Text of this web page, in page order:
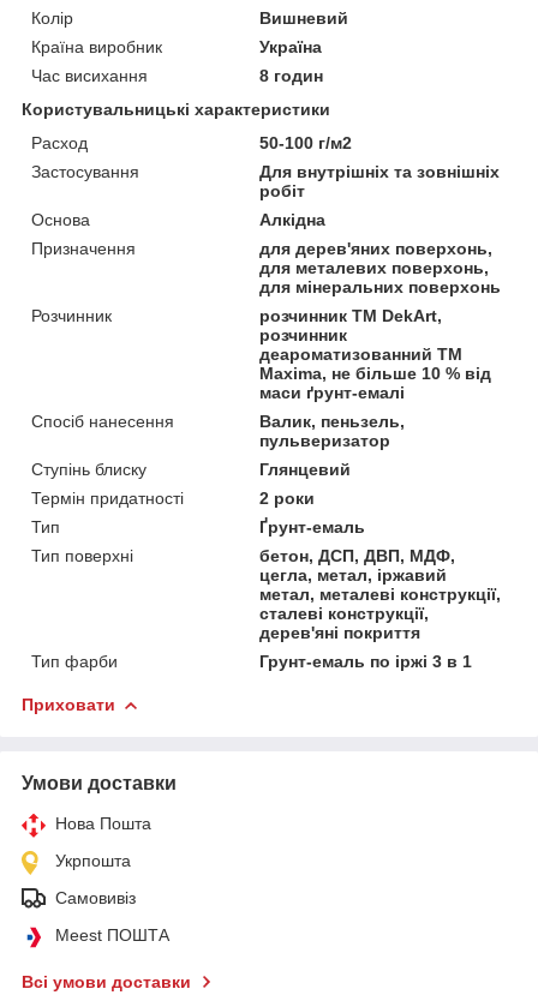
Колір
Вишневий
Країна виробник
Україна
Час висихання
8 годин
Користувальницькі характеристики
Расход
50-100 г/м2
Застосування
Для внутрішніх та зовнішніх
робіт
Основа
Алкідна
Призначення
для дерев'яних поверхонь,
для металевих поверхонь,
для мінеральних поверхонь
Розчинник
розчинник ТМ DekArt,
розчинник
деароматизованний ТМ
Maxima, не більше 10 % від
маси ґрунт-емалі
Спосіб нанесення
Валик, пеньзель,
пульверизатор
Ступінь блиску
Глянцевий
Термін придатності
2 роки
Тип
Ґрунт-емаль
Тип поверхні
бетон, ДСП, ДВП, МДФ,
цегла, метал, іржавий
метал, металеві конструкції,
сталеві конструкції,
дерев'яні покриття
Тип фарби
Грунт-емаль по іржі 3 в 1
Приховати
Умови доставки
Нова Пошта
Укрпошта
Самовивіз
Meest ПОШТА
Всі умови доставки